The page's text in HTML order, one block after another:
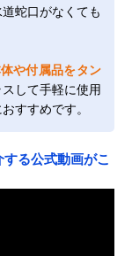
蛇口がなくても
や付属品をタン
して手軽に使用
すすめです。
する公式動画がこ